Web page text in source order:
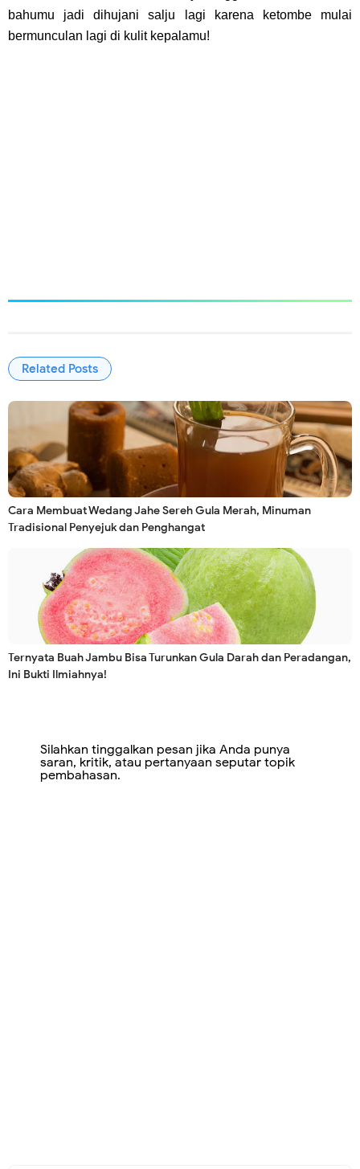
bahumu jadi dihujani salju lagi karena ketombe mulai
bermunculan lagi di kulit kepalamu!
Related Posts
Cara Membuat Wedang Jahe Sereh Gula Merah, Minuman
Tradisional Penyejuk dan Penghangat
Ternyata Buah Jambu Bisa Turunkan Gula Darah dan Peradangan,
Ini Bukti Ilmiahnya!
Silahkan tinggalkan pesan jika Anda punya
saran, kritik, atau pertanyaan seputar topik
pembahasan.